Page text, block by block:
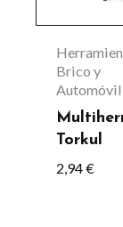
Brico y
Automóvil
Torkul
2,94€
opciones
se
pueden
elegir
en